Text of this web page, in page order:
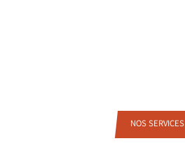
NOS SERVICES